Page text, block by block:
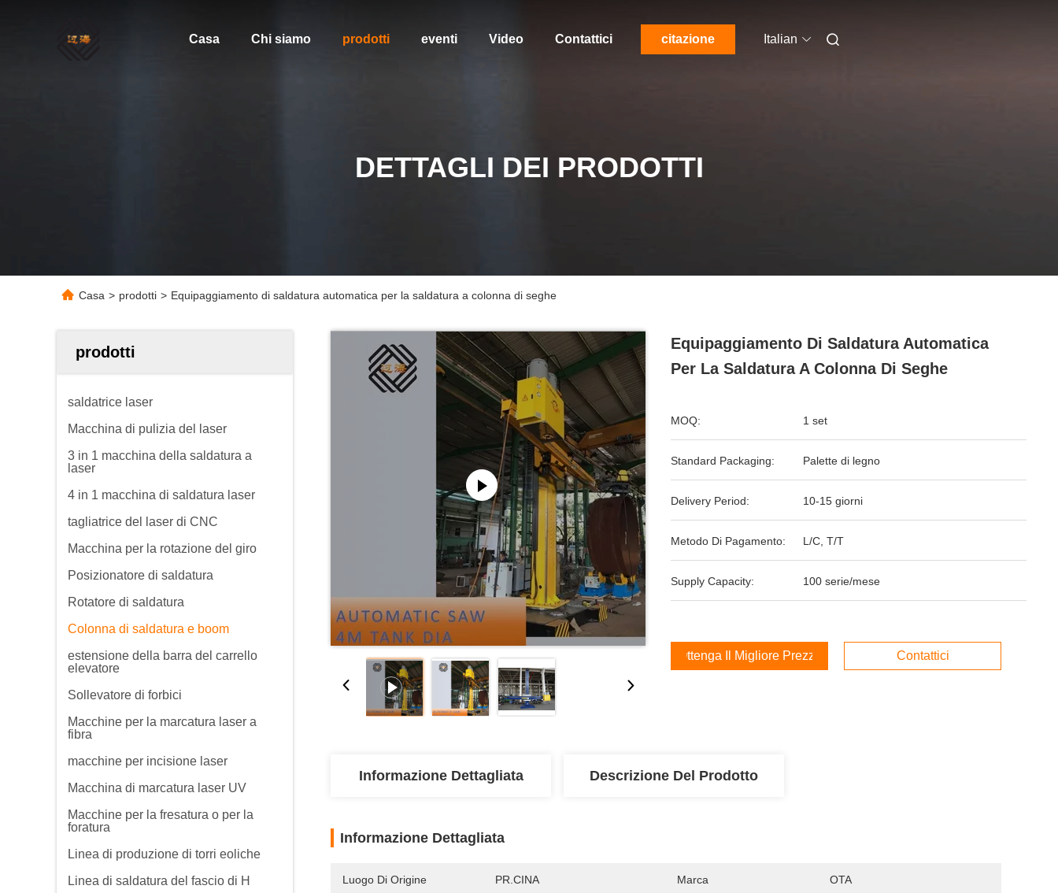
Casa Chi siamo prodotti eventi Video Contattici citazione Italian
DETTAGLI DEI PRODOTTI
Casa > prodotti > Equipaggiamento di saldatura automatica per la saldatura a colonna di seghe
prodotti
saldatrice laser
Macchina di pulizia del laser
3 in 1 macchina della saldatura a
laser
4 in 1 macchina di saldatura laser
tagliatrice del laser di CNC
Macchina per la rotazione del giro
Posizionatore di saldatura
Rotatore di saldatura
Colonna di saldatura e boom
estensione della barra del carrello
elevatore
Sollevatore di forbici
Macchine per la marcatura laser a
fibra
macchine per incisione laser
Macchina di marcatura laser UV
Macchine per la fresatura o per la
foratura
Linea di produzione di torri eoliche
Linea di saldatura del fascio di H
Equipaggiamento Di Saldatura Automatica
Per La Saldatura A Colonna Di Seghe
MOQ: 1 set
Standard Packaging: Palette di legno
Delivery Period: 10-15 giorni
Metodo Di Pagamento: L/C, T/T
Supply Capacity: 100 serie/mese
Ottenga Il Migliore Prezzo Contattici
Informazione Dettagliata Descrizione Del Prodotto
Informazione Dettagliata
Luogo Di Origine PR.CINA Marca OTA